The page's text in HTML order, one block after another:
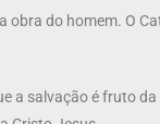
do homem. O
a salvação é fruto da